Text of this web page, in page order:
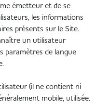
émetteur et de se
les informations
présents sur le Site.
un utilisateur
paramètres de langue
(il ne contient ni
mobile, utilisée.